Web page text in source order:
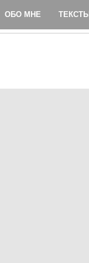
ОБО МНЕ ТЕКСТЫ